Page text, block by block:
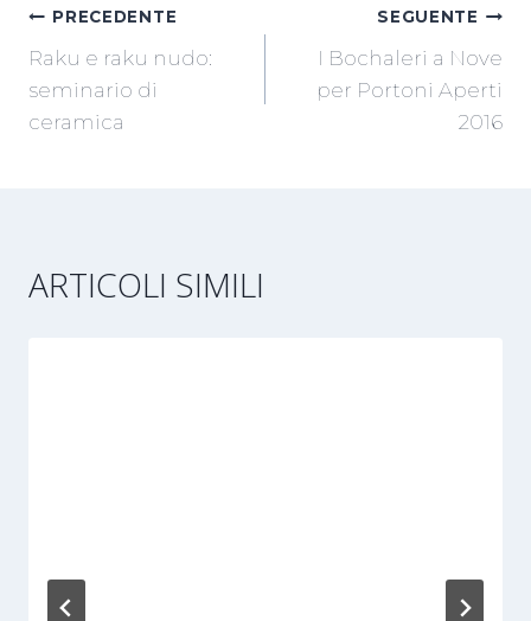
NAVIGAZIONE
ARTICOLI
PRECEDENTE
Raku e raku nudo:
seminario di
ceramica
SEGUENTE
I Bochaleri a Nove
per Portoni Aperti
2016
ARTICOLI SIMILI